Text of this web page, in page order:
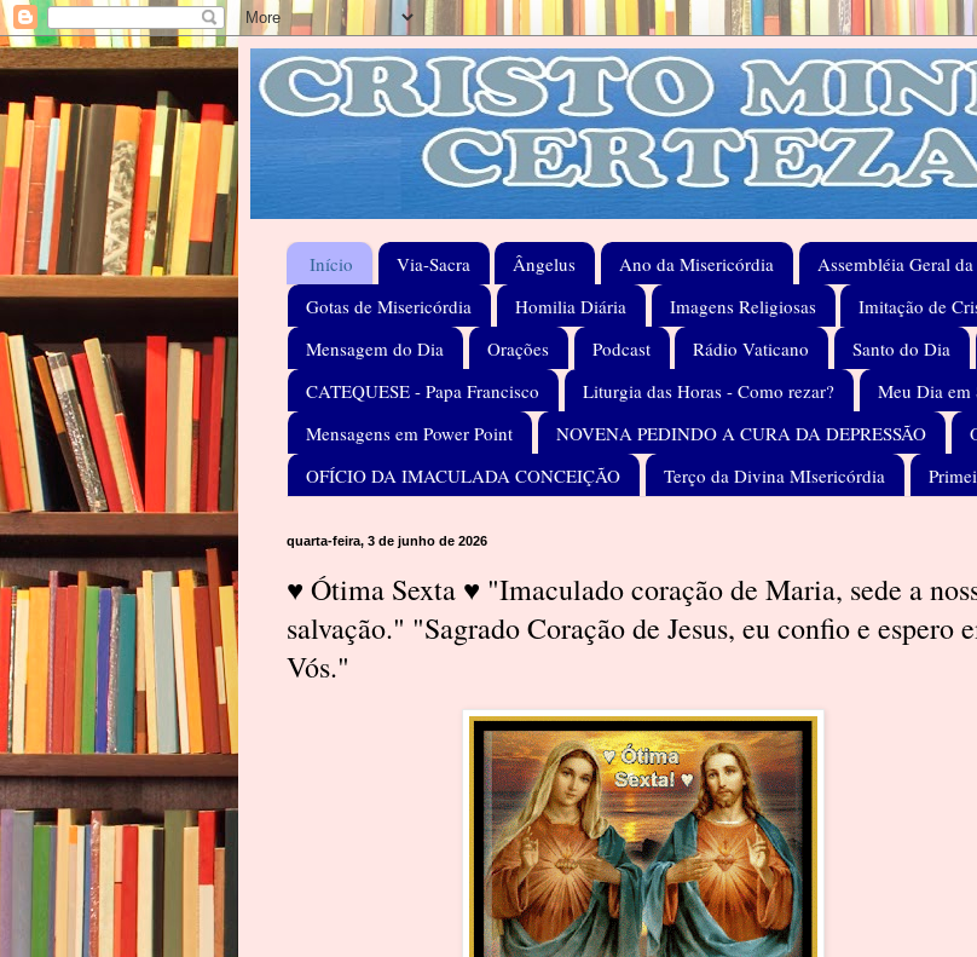
Início Via-Sacra Ângelus Ano da Misericórdia Assembléia Geral
Gotas de Misericórdia
Homilia Diária Imagens Religiosas Imitação de
Mensagem do Dia
Orações Podcast Rádio Vaticano Santo do Dia
CATEQUESE - Papa Francisco
Liturgia das Horas - Como rezar?
Meu Dia
Mensagens em Power Point
NOVENA PEDINDO A CURA DA DEPRESSÃO
OFÍCIO DA IMACULADA CONCEIÇÃO
Terço da Divina MIsericórdia
quarta-feira, 3 de junho de 2026
♥ Ótima Sexta ♥ "Imaculado coração de Maria, sede a
salvação." "Sagrado Coração de Jesus, eu confio e espero
Vós."